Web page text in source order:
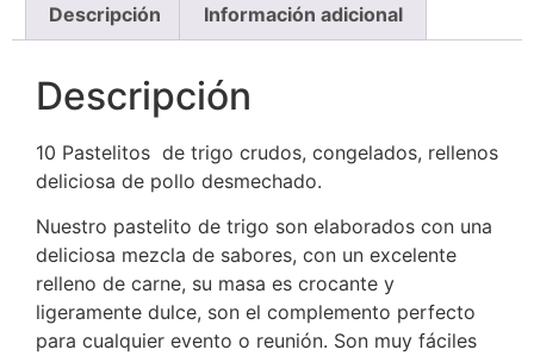
Descripción Información adicional
Descripción
10 Pastelitos de trigo crudos, congelados, rellenos
deliciosa de pollo desmechado.
Nuestro pastelito de trigo son elaborados con una
deliciosa mezcla de sabores, con un excelente
relleno de carne, su masa es crocante y
ligeramente dulce, son el complemento perfecto
para cualquier evento o reunión. Son muy fáciles